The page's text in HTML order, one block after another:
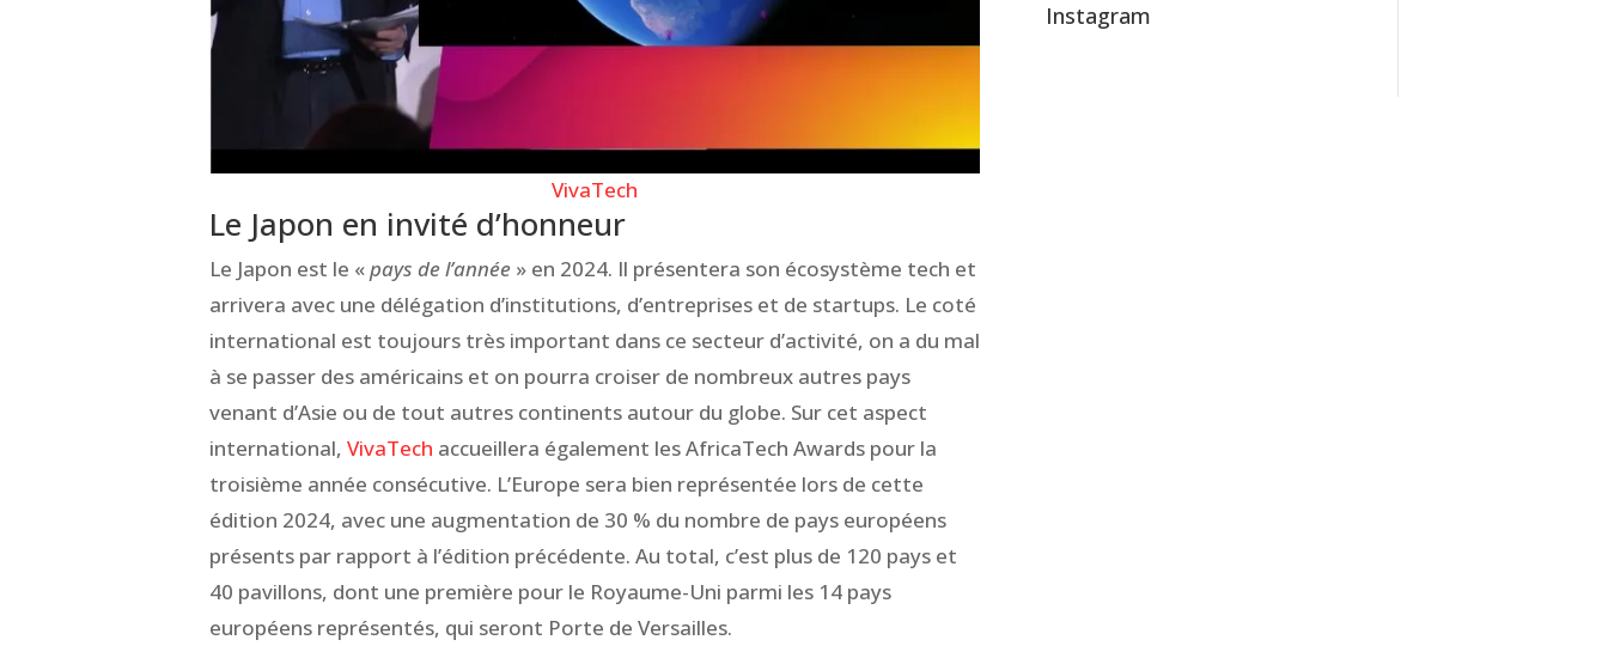
VivaTech
Le Japon en invité d’honneur
Le Japon est le «pays de l’année » en 2024. Il présentera son écosystème tech et
arrivera avec une délégation d’institutions, d’entreprises et de startups. Le coté
international est toujours très important dans ce secteur d’activité, on a du mal
à se passer des américains et on pourra croiser de nombreux autres pays
venant d’Asie ou de tout autres continents autour du globe. Sur cet aspect
international, VivaTech accueillera également les AfricaTech Awards pour la
troisième année consécutive. L’Europe sera bien représentée lors de cette
édition 2024, avec une augmentation de 30 % du nombre de pays européens
présents par rapport à l’édition précédente. Au total, c’est plus de 120 pays et
40 pavillons, dont une première pour le Royaume-Uni parmi les 14 pays
européens représentés, qui seront Porte de Versailles.
Instagram